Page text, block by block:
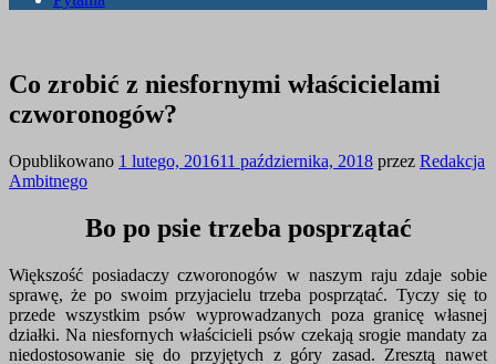
Co zrobić z niesfornymi właścicielami
czworonogów?
Opublikowano 1 lutego, 201611 października, 2018 przez Redakcja
Ambitnego
Bo po psie trzeba posprzątać
Większość posiadaczy czworonogów w naszym raju zdaje sobie
sprawę, że po swoim przyjacielu trzeba posprzątać. Tyczy się to
przede wszystkim psów wyprowadzanych poza granicę własnej
działki. Na niesfornych właścicieli psów czekają srogie mandaty za
niedostosowanie się do przyjętych z góry zasad. Zresztą nawet